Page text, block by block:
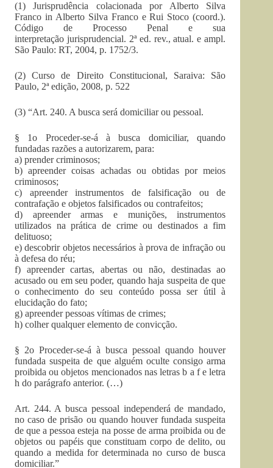
(1) Jurisprudência colacionada por Alberto Silva
Franco in Alberto Silva Franco e Rui Stoco (coord.).
Código de Processo Penal e sua
interpretação jurisprudencial. 2ª ed. rev., atual. e ampl.
São Paulo: RT, 2004, p. 1752/3.
(2) Curso de Direito Constitucional, Saraiva: São
Paulo, 2ª edição, 2008, p. 522
(3) “Art. 240. A busca será domiciliar ou pessoal.
§ 1o Proceder-se-á à busca domiciliar, quando
fundadas razões a autorizarem, para:
a) prender criminosos;
b) apreender coisas achadas ou obtidas por meios
criminosos;
c) apreender instrumentos de falsificação ou de
contrafação e objetos falsificados ou contrafeitos;
d) apreender armas e munições, instrumentos
utilizados na prática de crime ou destinados a fim
delituoso;
e) descobrir objetos necessários à prova de infração ou
à defesa do réu;
f) apreender cartas, abertas ou não, destinadas ao
acusado ou em seu poder, quando haja suspeita de que
o conhecimento do seu conteúdo possa ser útil à
elucidação do fato;
g) apreender pessoas vítimas de crimes;
h) colher qualquer elemento de convicção.
§ 2o Proceder-se-á à busca pessoal quando houver
fundada suspeita de que alguém oculte consigo arma
proibida ou objetos mencionados nas letras b a f e letra
h do parágrafo anterior. (…)
Art. 244. A busca pessoal independerá de mandado,
no caso de prisão ou quando houver fundada suspeita
de que a pessoa esteja na posse de arma proibida ou de
objetos ou papéis que constituam corpo de delito, ou
quando a medida for determinada no curso de busca
domiciliar.”